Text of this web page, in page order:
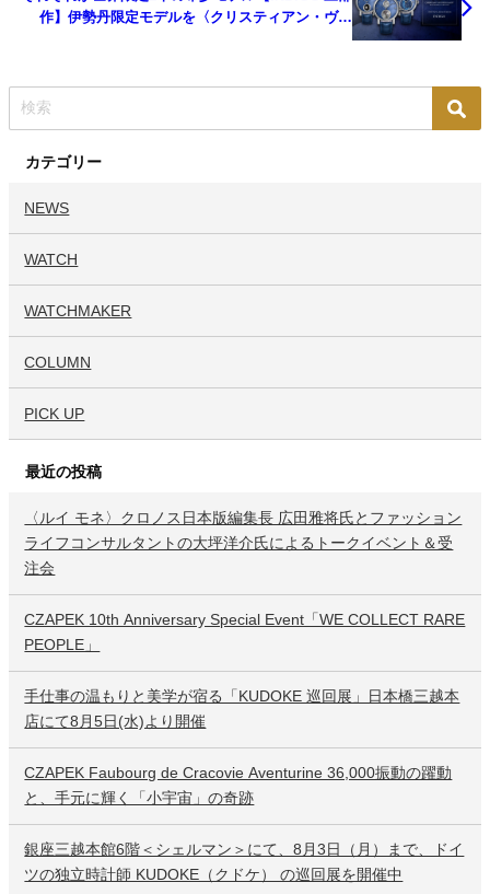
作】伊勢丹限定モデルを〈クリスティアン・ヴァ
カテゴリー
NEWS
WATCH
WATCHMAKER
COLUMN
PICK UP
最近の投稿
〈ルイ モネ〉クロノス日本版編集長 広田雅将氏とファッション
ライフコンサルタントの大坪洋介氏によるトークイベント＆受
注会
CZAPEK 10th Anniversary Special Event「WE COLLECT RARE
PEOPLE」
手仕事の温もりと美学が宿る「KUDOKE 巡回展」日本橋三越本
店にて8月5日(水)より開催
CZAPEK Faubourg de Cracovie Aventurine 36,000振動の躍動
と、手元に輝く「小宇宙」の奇跡
銀座三越本館6階＜シェルマン＞にて、8月3日（月）まで、ドイ
ツの独立時計師 KUDOKE（クドケ） の巡回展を開催中